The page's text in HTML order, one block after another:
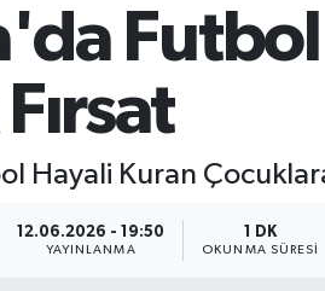
Hayali Kuran
12.06.2026 - 19:50
YAYINLANMA
1 DK
OKUNMA SÜRESI